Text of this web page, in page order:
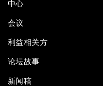
中心
会议
利益相关方
论坛故事
新闻稿